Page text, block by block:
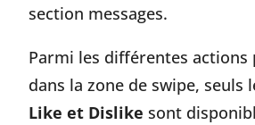
section messages.
Parmi les différentes actions
dans la zone de swipe, seuls
Like et Dislike sont